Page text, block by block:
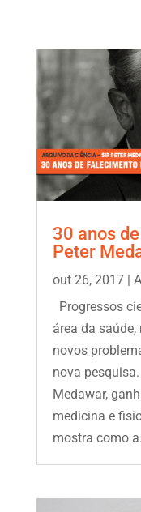
30 anos
Peter
out 26, 2017|
Progressos
área da
novos
nova
Medawar,
medicina e
mostra como